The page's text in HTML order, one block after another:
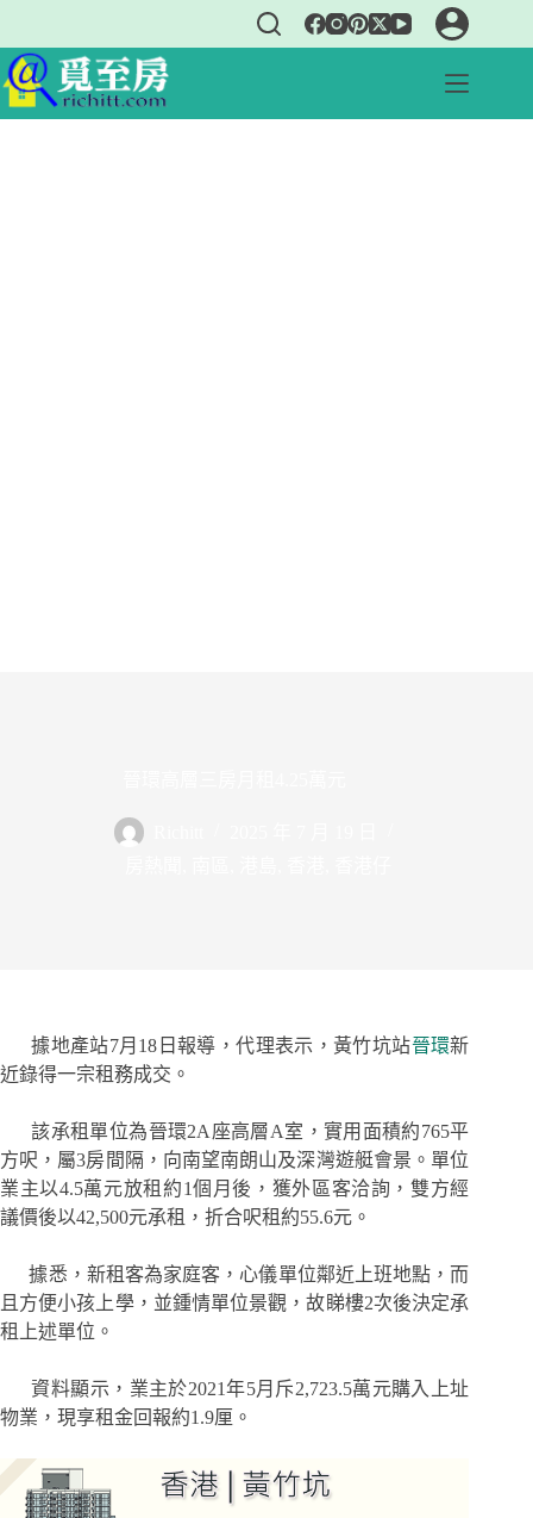
據地產站7月18日報導，代理表示，黃竹坑站晉環新
近錄得一宗租務成交。
該承租單位為晉環2A座高層A室，實用面積約765平
方呎，屬3房間隔，向南望南朗山及深灣遊艇會景。單位
業主以4.5萬元放租約1個月後，獲外區客洽詢，雙方經
議價後以42,500元承租，折合呎租約55.6元。
據悉，新租客為家庭客，心儀單位鄰近上班地點，而
且方便小孩上學，並鍾情單位景觀，故睇樓2次後決定承
租上述單位。
資料顯示，業主於2021年5月斥2,723.5萬元購入上址
物業，現享租金回報約1.9厘。